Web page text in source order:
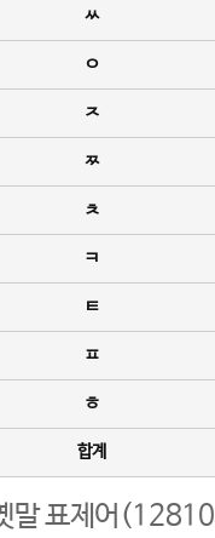
ㅆ
ㅇ
ㅈ
ㅉ
ㅊ
ㅋ
ㅌ
ㅍ
ㅎ
합계
말 표제어(12810